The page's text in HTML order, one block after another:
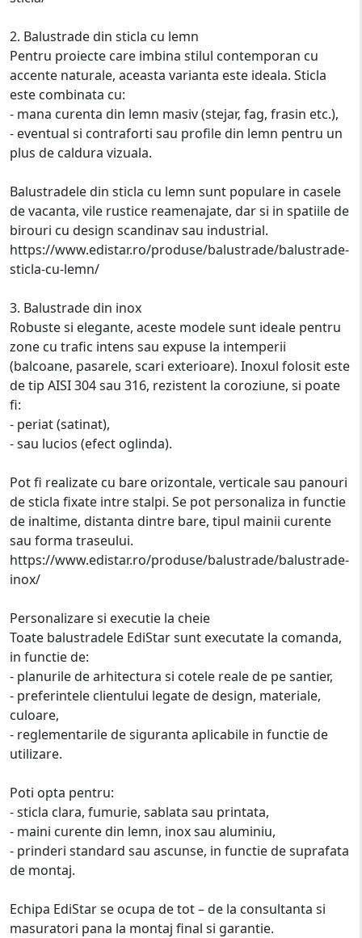
2. Balustrade din sticla cu lemn
Pentru proiecte care imbina stilul contemporan cu
accente naturale, aceasta varianta este ideala. Sticla
este combinata cu:
- mana curenta din lemn masiv (stejar, fag, frasin etc.),
- eventual si contraforti sau profile din lemn pentru un
plus de caldura vizuala.
Balustradele din sticla cu lemn sunt populare in casele
de vacanta, vile rustice reamenajate, dar si in spatiile de
birouri cu design scandinav sau industrial.
https://www.edistar.ro/produse/balustrade/balustrade-
sticla-cu-lemn/
3. Balustrade din inox
Robuste si elegante, aceste modele sunt ideale pentru
zone cu trafic intens sau expuse la intemperii
(balcoane, pasarele, scari exterioare). Inoxul folosit este
de tip AISI 304 sau 316, rezistent la coroziune, si poate
fi:
- periat (satinat),
- sau lucios (efect oglinda).
Pot fi realizate cu bare orizontale, verticale sau panouri
de sticla fixate intre stalpi. Se pot personaliza in functie
de inaltime, distanta dintre bare, tipul mainii curente
sau forma traseului.
https://www.edistar.ro/produse/balustrade/balustrade-
inox/
Personalizare si executie la cheie
Toate balustradele EdiStar sunt executate la comanda,
in functie de:
- planurile de arhitectura si cotele reale de pe santier,
- preferintele clientului legate de design, materiale,
culoare,
- reglementarile de siguranta aplicabile in functie de
utilizare.
Poti opta pentru:
- sticla clara, fumurie, sablata sau printata,
- maini curente din lemn, inox sau aluminiu,
- prinderi standard sau ascunse, in functie de suprafata
de montaj.
Echipa EdiStar se ocupa de tot – de la consultanta si
masuratori pana la montaj final si garantie.